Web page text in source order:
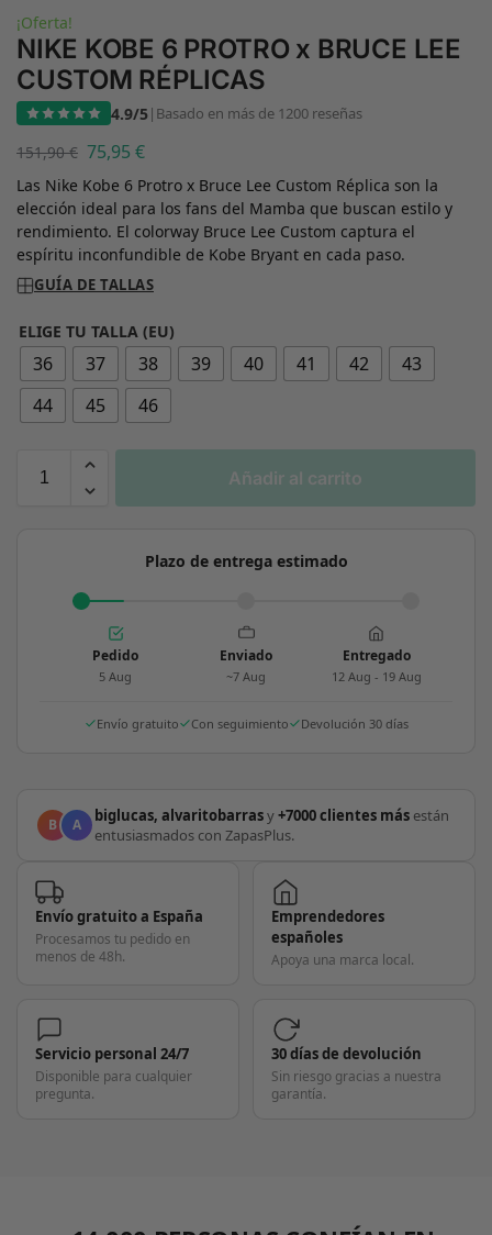
¡Oferta!
NIKE KOBE 6 PROTRO x BRUCE LEE
CUSTOM RÉPLICAS
4.9/5| Basado en más de 1200 reseñas
151,90€ 75,95 €
Las Nike Kobe 6 Protro x Bruce Lee Custom Réplica son la
elección ideal para los fans del Mamba que buscan estilo y
rendimiento. El colorway Bruce Lee Custom captura el
espíritu inconfundible de Kobe Bryant en cada paso.
GUÍA DE TALLAS
ELIGE TU TALLA (EU)
36 37 38 39 40 41 42
43
44
45 46
Añadir al carrito
Plazo de entrega estimado
Pedido
5 Aug
Enviado
~7 Aug
Entregado
12 Aug - 19 Aug
Envío gratuito Con seguimiento Devolución 30 días
B A biglucas, alvaritobarrasy+7000 clientes más están
entusiasmados con ZapasPlus.
Envío gratuito a España
Procesamos tu pedido en
menos de 48h.
Emprendedores
españoles
Apoya una marca local.
Servicio personal 24/7
Disponible para cualquier
pregunta.
30 días de devolución
Sin riesgo gracias a nuestra
garantía.